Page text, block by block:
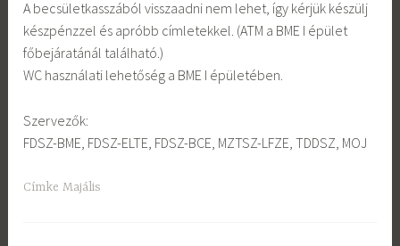
A becsületkasszából visszaadni nem lehet, így kérjük készülj
készpénzzel és apróbb címletekkel. (ATM a BME I épület
főbejáratánál található.)
WC használati lehetőség a BME I épületében.
Szervezők:
FDSZ-BME, FDSZ-ELTE, FDSZ-BCE, MZTSZ-LFZE, TDDSZ, MOJ
CímkeMajális